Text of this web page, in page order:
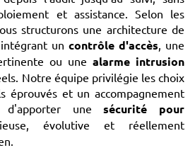
et assistance. Selon les
structurons une architecture de
intégrant un contrôle d'accès , une
ou une alarme intrusion
Notre équipe privilégie les choix
éprouvés et un accompagnement
d'apporter unesécurité pour
évolutive et réellement